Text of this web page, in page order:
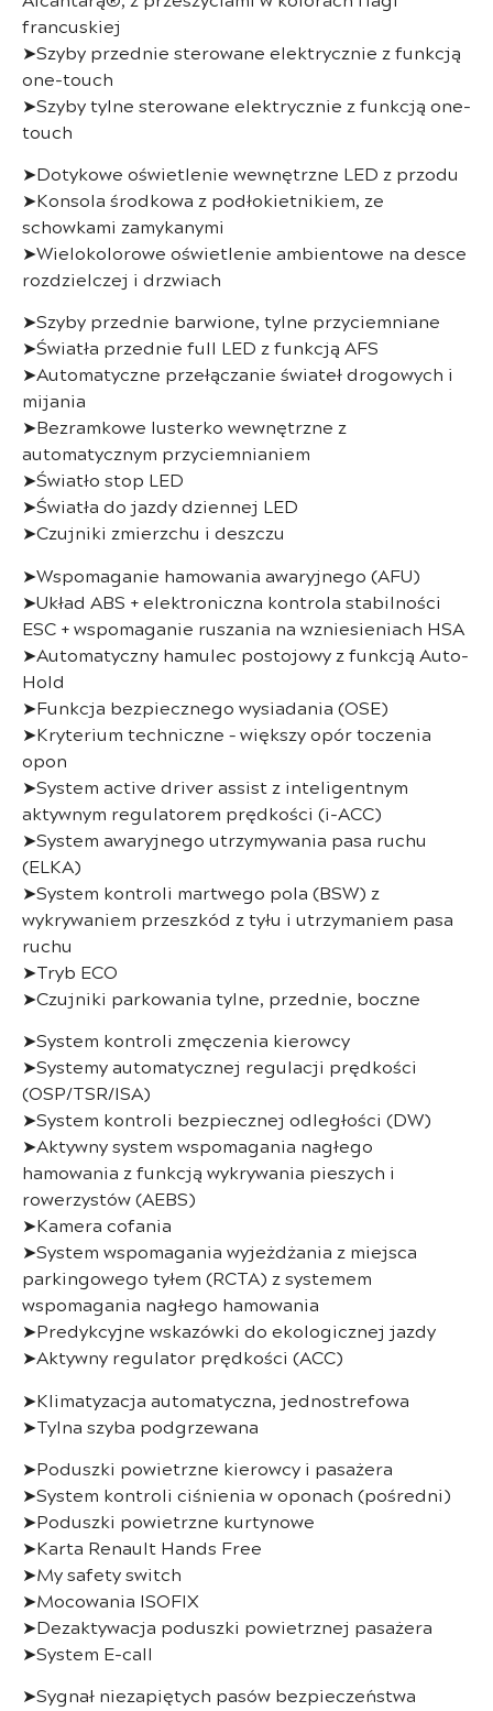
francuskiej
➤Szyby przednie sterowane elektrycznie z funkcją
one-touch
➤Szyby tylne sterowane elektrycznie z funkcją one-
touch
➤Dotykowe oświetlenie wewnętrzne LED z przodu
➤Konsola środkowa z podłokietnikiem, ze
schowkami zamykanymi
➤Wielokolorowe oświetlenie ambientowe na desce
rozdzielczej i drzwiach
➤Szyby przednie barwione, tylne przyciemniane
➤Światła przednie full LED z funkcją AFS
➤Automatyczne przełączanie świateł drogowych i
mijania
➤Bezramkowe lusterko wewnętrzne z
automatycznym przyciemnianiem
➤Światło stop LED
➤Światła do jazdy dziennej LED
➤Czujniki zmierzchu i deszczu
➤Wspomaganie hamowania awaryjnego (AFU)
➤Układ ABS + elektroniczna kontrola stabilności
ESC + wspomaganie ruszania na wzniesieniach HSA
➤Automatyczny hamulec postojowy z funkcją Auto-
Hold
➤Funkcja bezpiecznego wysiadania (OSE)
➤Kryterium techniczne – większy opór toczenia
opon
➤System active driver assist z inteligentnym
aktywnym regulatorem prędkości (i-ACC)
➤System awaryjnego utrzymywania pasa ruchu
(ELKA)
➤System kontroli martwego pola (BSW) z
wykrywaniem przeszkód z tyłu i utrzymaniem pasa
ruchu
➤Tryb ECO
➤Czujniki parkowania tylne, przednie, boczne
➤System kontroli zmęczenia kierowcy
➤Systemy automatycznej regulacji prędkości
(OSP/TSR/ISA)
➤System kontroli bezpiecznej odległości (DW)
➤Aktywny system wspomagania nagłego
hamowania z funkcją wykrywania pieszych i
rowerzystów (AEBS)
➤Kamera cofania
➤System wspomagania wyjeżdżania z miejsca
parkingowego tyłem (RCTA) z systemem
wspomagania nagłego hamowania
➤Predykcyjne wskazówki do ekologicznej jazdy
➤Aktywny regulator prędkości (ACC)
➤Klimatyzacja automatyczna, jednostrefowa
➤Tylna szyba podgrzewana
➤Poduszki powietrzne kierowcy i pasażera
➤System kontroli ciśnienia w oponach (pośredni)
➤Poduszki powietrzne kurtynowe
➤Karta Renault Hands Free
➤My safety switch
➤Mocowania ISOFIX
➤Dezaktywacja poduszki powietrznej pasażera
➤System E-call
➤Sygnał niezapiętych pasów bezpieczeństwa